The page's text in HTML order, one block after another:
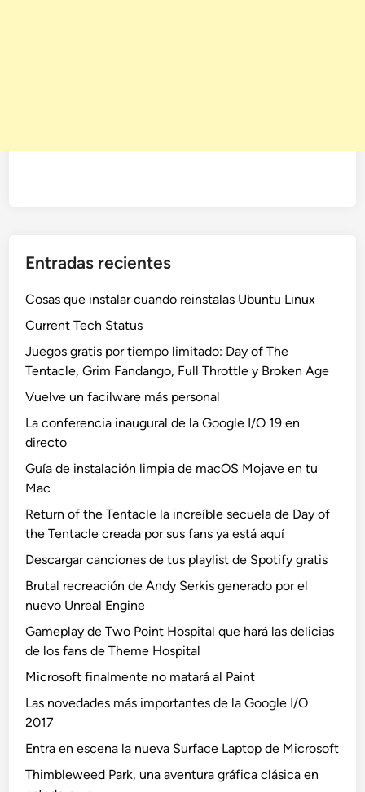
Entradas recientes
Cosas que instalar cuando reinstalas Ubuntu Linux
Current Tech Status
Juegos gratis por tiempo limitado: Day of The
Tentacle, Grim Fandango, Full Throttle y Broken Age
Vuelve un facilware más personal
La conferencia inaugural de la Google I/O 19 en
directo
Guía de instalación limpia de macOS Mojave en tu
Mac
Return of the Tentacle la increíble secuela de Day of
the Tentacle creada por sus fans ya está aquí
Descargar canciones de tus playlist de Spotify gratis
Brutal recreación de Andy Serkis generado por el
nuevo Unreal Engine
Gameplay de Two Point Hospital que hará las delicias
de los fans de Theme Hospital
Microsoft finalmente no matará al Paint
Las novedades más importantes de la Google I/O
2017
Entra en escena la nueva Surface Laptop de Microsoft
Thimbleweed Park, una aventura gráfica clásica en